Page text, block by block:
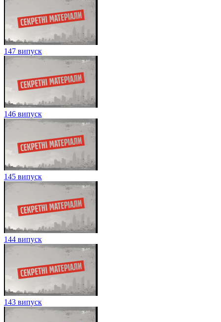
147 випуск
146 випуск
145 випуск
144 випуск
143 випуск